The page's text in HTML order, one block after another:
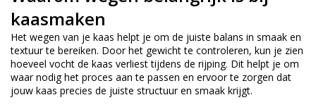
kaasmaken
Het wegen van je kaas helpt je om de juiste balans in smaak en
textuur te bereiken. Door het gewicht te controleren, kun je zien
hoeveel vocht de kaas verliest tijdens de rijping. Dit helpt je om
waar nodig het proces aan te passen en ervoor te zorgen dat
jouw kaas precies de juiste structuur en smaak krijgt.